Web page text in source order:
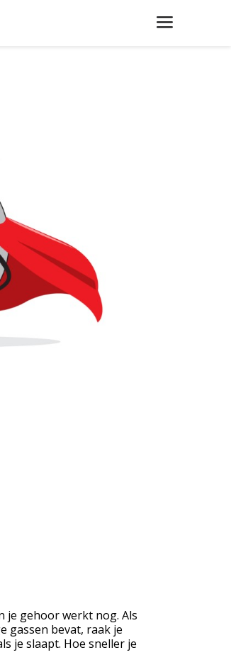
je gehoor werkt nog. Als
gassen bevat, raak je
je slaapt. Hoe sneller je